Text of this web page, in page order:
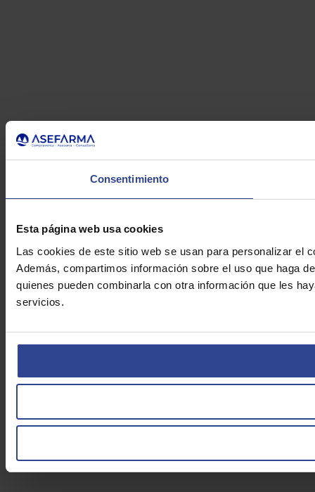
Consentimiento
Esta página web usa cookies
Las cookies de este sitio web se usan para personalizar el
Además, compartimos información sobre el uso que haga
quienes pueden combinarla con otra información que les
servicios.